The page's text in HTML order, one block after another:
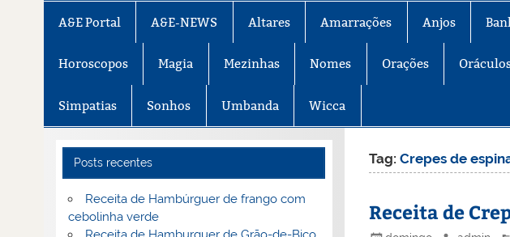
A&E Portal A&E-NEWS Altares Amarrações Anjos
Horoscopos Magia Mezinhas Nomes Orações
Simpatias Sonhos Umbanda Wicca
Tag:Crepes de
Receita de
Posts recentes
Receita de Hambúrguer de frango com
cebolinha verde